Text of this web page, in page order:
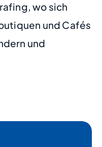
wo sich
und Cafés
und